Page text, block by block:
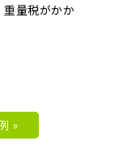
量税がかか
»